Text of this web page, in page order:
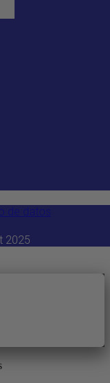
de datos
2025